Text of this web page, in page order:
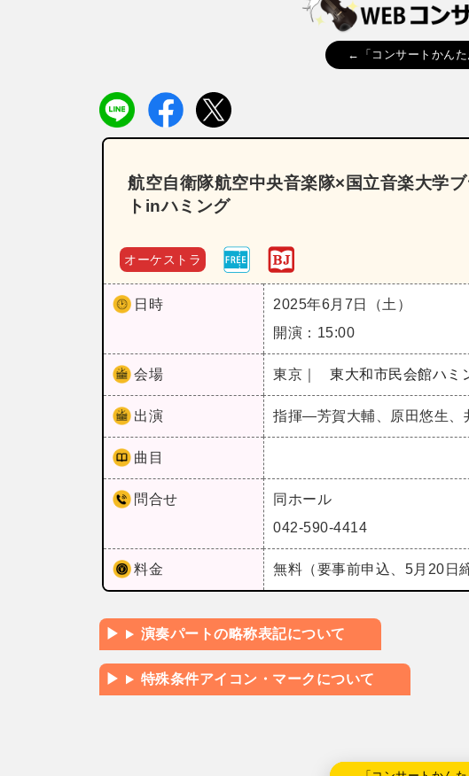
←「コンサートかんた
航空自衛隊航空中央音楽隊×国立音楽大学
トinハミング
オーケストラ
日時
2025年6月7日（土）
開演：15:00
会場 東京｜ 東大和市民会館ハミ
出演 指揮―芳賀大輔、原田悠生、
曲目
問合せ
同ホール
042-590-4414
料金 無料（要事前申込、5月20日
演奏パートの略称表記について
特殊条件アイコン・マークについて